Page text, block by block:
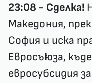
23:08 - Сделка!
Македония,
София и иска
Евросъюза,
евросубсидия